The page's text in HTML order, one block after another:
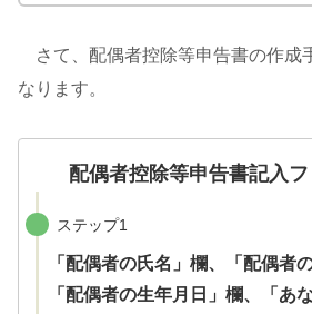
さて、配偶者控除等申告書の作成
なります。
配偶者控除等申告書記入
ステップ1
「配偶者の氏名」欄、「配偶者
「配偶者の生年月日」欄、「あ